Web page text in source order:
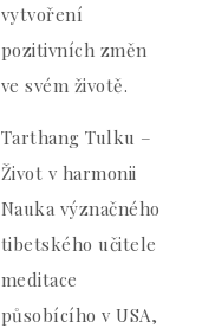
vytvoření
pozitivních změn
ve svém životě.
Tarthang Tulku –
Život v harmonii
Nauka význačného
tibetského učitele
meditace
působícího v USA,